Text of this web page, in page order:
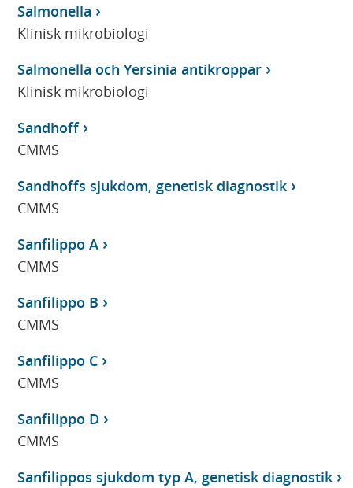
Salmonella
Klinisk mikrobiologi
Salmonella och Yersinia antikroppar
Klinisk mikrobiologi
Sandhoff
CMMS
Sandhoffs sjukdom, genetisk diagnostik
CMMS
Sanfilippo A
CMMS
Sanfilippo B
CMMS
Sanfilippo C
CMMS
Sanfilippo D
CMMS
Sanfilippos sjukdom typ A, genetisk diagnostik